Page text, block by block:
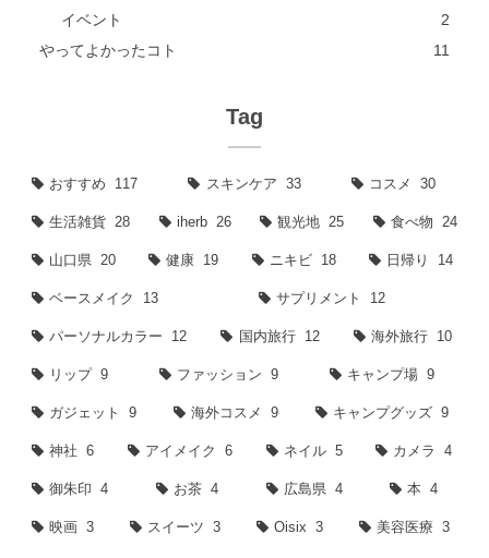
イベント
2
やってよかったコト
11
Tag
おすすめ 117 スキンケア 33 コスメ 30
生活雑貨 28 iherb 26 観光地 25 食べ物 24
山口県 20 健康 19 ニキビ 18 日帰り 14
ベースメイク 13 サプリメント 12
パーソナルカラー 12 国内旅行 12 海外旅行 10
リップ 9 ファッション 9 キャンプ場 9
ガジェット 9 海外コスメ 9 キャンプグッズ 9
神社 6 アイメイク 6 ネイル 5 カメラ 4
御朱印 4 お茶 4 広島県 4 本 4
映画 3 スイーツ 3 Oisix 3 美容医療 3